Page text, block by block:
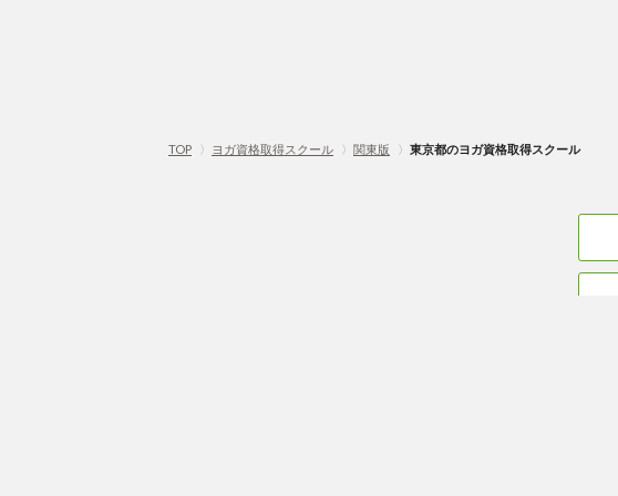
TOP 〉 ヨガ資格取得スクール 〉 関東版 〉 東京都のヨガ資格取得スクール